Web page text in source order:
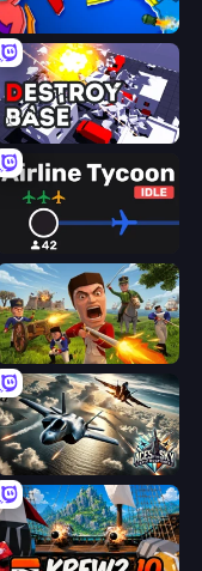
World Conqueror
Destroy Base
Airline Tycoon Idle
Redcoats.io
Aces of the Sky: Epic Dogfights